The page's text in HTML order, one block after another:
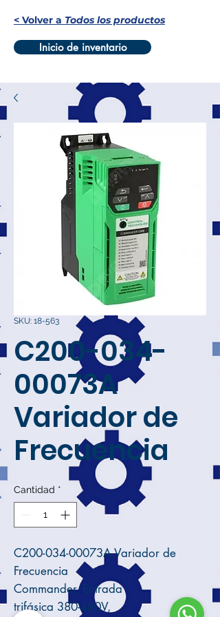
< Volver a Todos los productos
Inicio de inventario
SKU: 18-563
C200-034-
00073A
Variador de
Frecuencia
Cantidad *
C200-034-00073A Variador de
Frecuencia
Commander, Entrada
trifásica 380-480V,